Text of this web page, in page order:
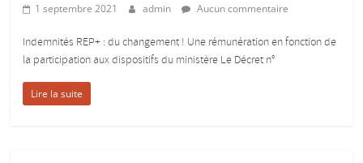
1 septembre 2021 admin Aucun commentaire
Indemnités REP+ : du changement ! Une rémunération en fonction de
la participation aux dispositifs du ministère Le Décret n°
Lire la suite